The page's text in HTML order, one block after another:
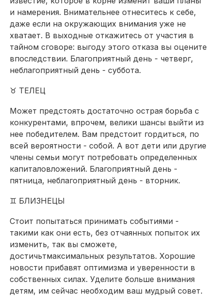
и намерения. Внимательнее отнеситесь к себе,
даже если на окружающих внимания уже не
хватает. В выходные откажитесь от участия в
тайном сговоре: выгоду этого отказа вы оцените
впоследствии. Благоприятный день - четверг,
неблагоприятный день - суббота.
♉ ТЕЛЕЦ
Может предстоять достаточно острая борьба с
конкурентами, впрочем, велики шансы выйти из
нее победителем. Вам предстоит гордиться, по
всей вероятности - собой. А вот дети или другие
члены семьи могут потребовать определенных
капиталовложений. Благоприятный день -
пятница, неблагоприятный день - вторник.
♊ БЛИЗНЕЦЫ
Стоит попытаться принимать событиями -
такими как они есть, без отчаянных попыток их
изменить, так вы сможете,
достичьтмаксимальных результатов. Хорошие
новости прибавят оптимизма и уверенности в
собственных силах. Уделите больше внимания
детям, им сейчас необходим ваш мудрый совет.